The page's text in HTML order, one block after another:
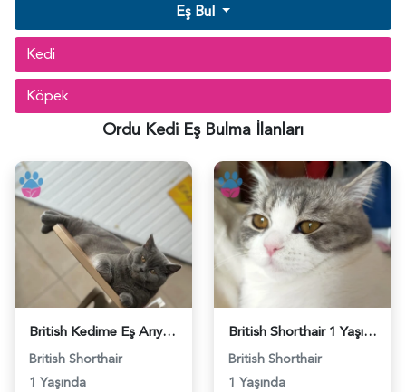
Eş Bul
Kedi
Köpek
Ordu Kedi Eş Bulma İlanları
British Kedime Eş Arıyorum 1 Yaşında - 118984439
British Shorthair
1 Yaşında
British Shorthair 1 Yaşınd Necati Eş Arıyor - 118983991
British Shorthair
1 Yaşında